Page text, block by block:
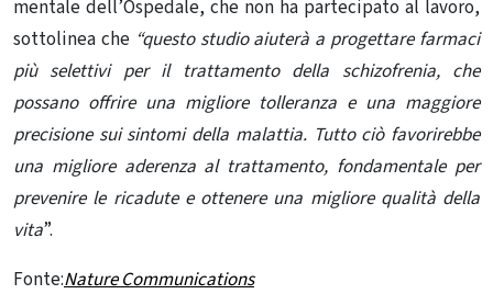
mentale dell’Ospedale, che non ha partecipato al lavoro,
sottolinea che “questo studio aiuterà a progettare farmaci
più selettivi per il trattamento della schizofrenia, che
possano offrire una migliore tolleranza e una maggiore
precisione sui sintomi della malattia. Tutto ciò favorirebbe
una migliore aderenza al trattamento, fondamentale per
prevenire le ricadute e ottenere una migliore qualità della
vita”.
Fonte:Nature Communications